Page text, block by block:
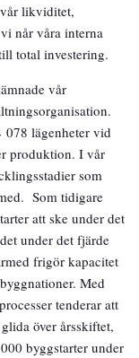
likviditet,
når våra interna
total investering.
vår
078 lägenheter vid
produktion. I vår
som
Som tidigare
att ske under det
under det fjärde
frigör kapacitet
Med
tenderar att
över årsskiftet,
byggstarter under